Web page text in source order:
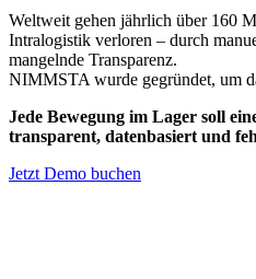
Weltweit gehen jährlich über 160
Intralogistik verloren – durch
mangelnde Transparenz.
NIMMSTA wurde gegründet, um
Jede Bewegung im Lager soll
transparent, datenbasiert und
Jetzt Demo buchen